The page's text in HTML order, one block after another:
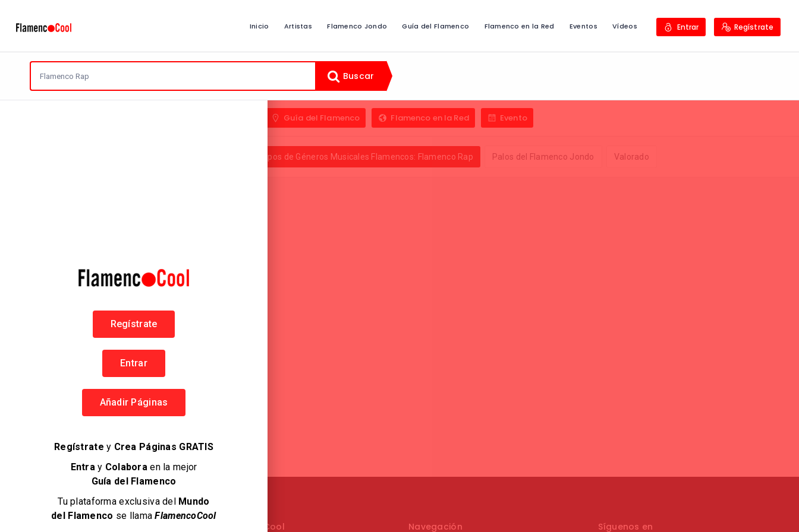
Inicio Artistas Flamenco Jondo Guía del Flamenco Flamenco en la Red Eventos Vídeos Entrar Regístrate
Buscar
Guía del Flamenco Flamenco en la Red Evento
Tipos de Géneros Musicales Flamencos: Flamenco Rap Palos del Flamenco Jondo Valorado
Banda Patax, Flamenco & Fusiones
Flamenco en Madrid
Grupos Musicales
FlamencoCool Navegación Síguenos en
Regístrate
Entrar
Añadir Páginas
Regístrate y Crea Páginas GRATIS
Entray Colabora en la mejor
Guía del Flamenco
Tu plataforma exclusiva del Mundo
del Flamenco se llamaFlamencoCool